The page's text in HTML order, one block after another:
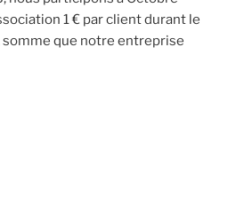
1 € par client durant le
somme que notre entreprise